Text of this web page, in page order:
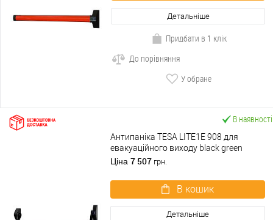
Детальніше
Придбати в 1 клік
До порівняння
У обране
В наявності
Антипаніка TESA LITE1E 908 для
евакуаційного виходу black green
чорно-зелений
Ціна 7 507 грн.
В кошик
Детальніше